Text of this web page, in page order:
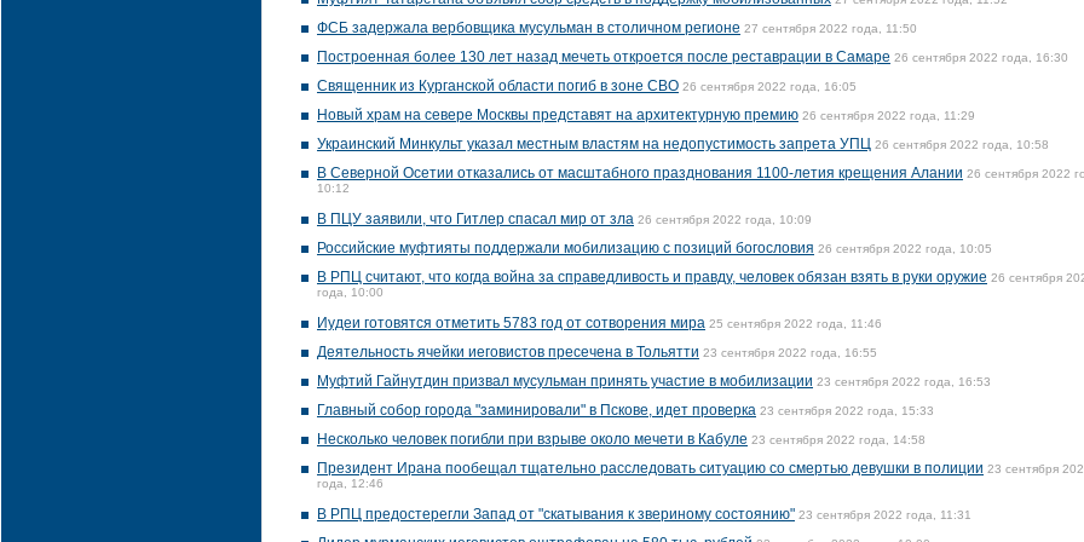
ФСБ задержала вербовщика мусульман в столичном регионе 27 сентября 2022 года, 11:50
Построенная более 130 лет назад мечеть откроется после реставрации в Самаре 26 сентября 2022 года, 16:30
Священник из Курганской области погиб в зоне СВО 26 сентября 2022 года, 16:05
Новый храм на севере Москвы представят на архитектурную премию 26 сентября 2022 года, 11:29
Украинский Минкульт указал местным властям на недопустимость запрета УПЦ 26 сентября 2022 года, 10:58
В Северной Осетии отказались от масштабного празднования 1100-летия крещения Алании 26 сентября 2022
10:12
В ПЦУ заявили, что Гитлер спасал мир от зла 26 сентября 2022 года, 10:09
Российские муфтияты поддержали мобилизацию с позиций богословия 26 сентября 2022 года, 10:05
В РПЦ считают, что когда война за справедливость и правду, человек обязан взять в руки оружие 26 сентября
года, 10:00
Иудеи готовятся отметить 5783 год от сотворения мира 25 сентября 2022 года, 11:46
Деятельность ячейки иеговистов пресечена в Тольятти 23 сентября 2022 года, 16:55
Муфтий Гайнутдин призвал мусульман принять участие в мобилизации 23 сентября 2022 года, 16:53
Главный собор города "заминировали" в Пскове, идет проверка 23 сентября 2022 года, 15:33
Несколько человек погибли при взрыве около мечети в Кабуле 23 сентября 2022 года, 14:58
Президент Ирана пообещал тщательно расследовать ситуацию со смертью девушки в полиции 23 сентября
года, 12:46
В РПЦ предостерегли Запад от "скатывания к звериному состоянию" 23 сентября 2022 года, 11:31